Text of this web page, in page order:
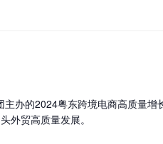
办的2024粤东跨境电商高质量增
外贸高质量发展。